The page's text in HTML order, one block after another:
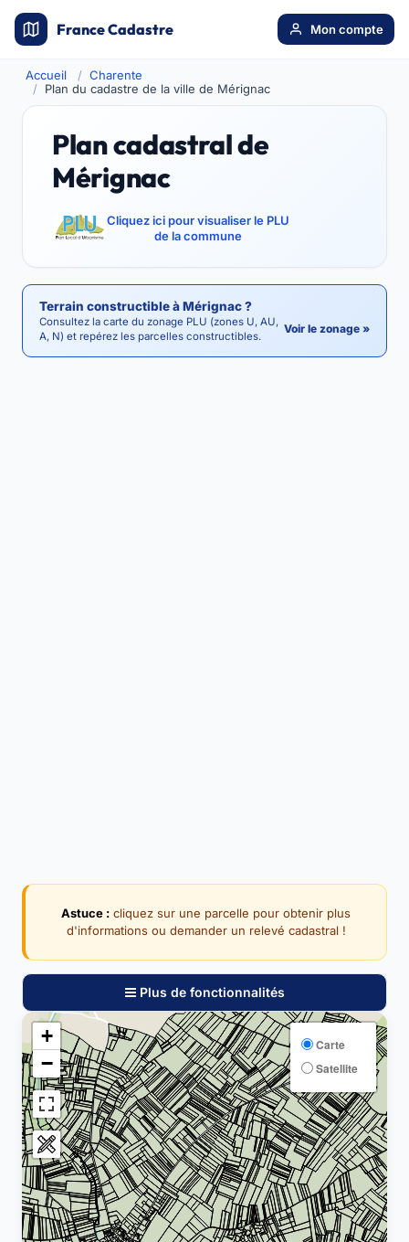
France Cadastre Mon compte
Accueil
Charente
Plan du cadastre de la ville de Mérignac
Plan cadastral de
Mérignac
Cliquez ici pour visualiser le PLU
de la commune
Terrain constructible à Mérignac ?
Consultez la carte du zonage PLU (zones U, AU,
A, N) et repérez les parcelles constructibles.
Voir le zonage »
Astuce : cliquez sur une parcelle pour obtenir plus
d'informations ou demander un relevé cadastral !
Plus de fonctionnalités
+
−
Carte
Satellite